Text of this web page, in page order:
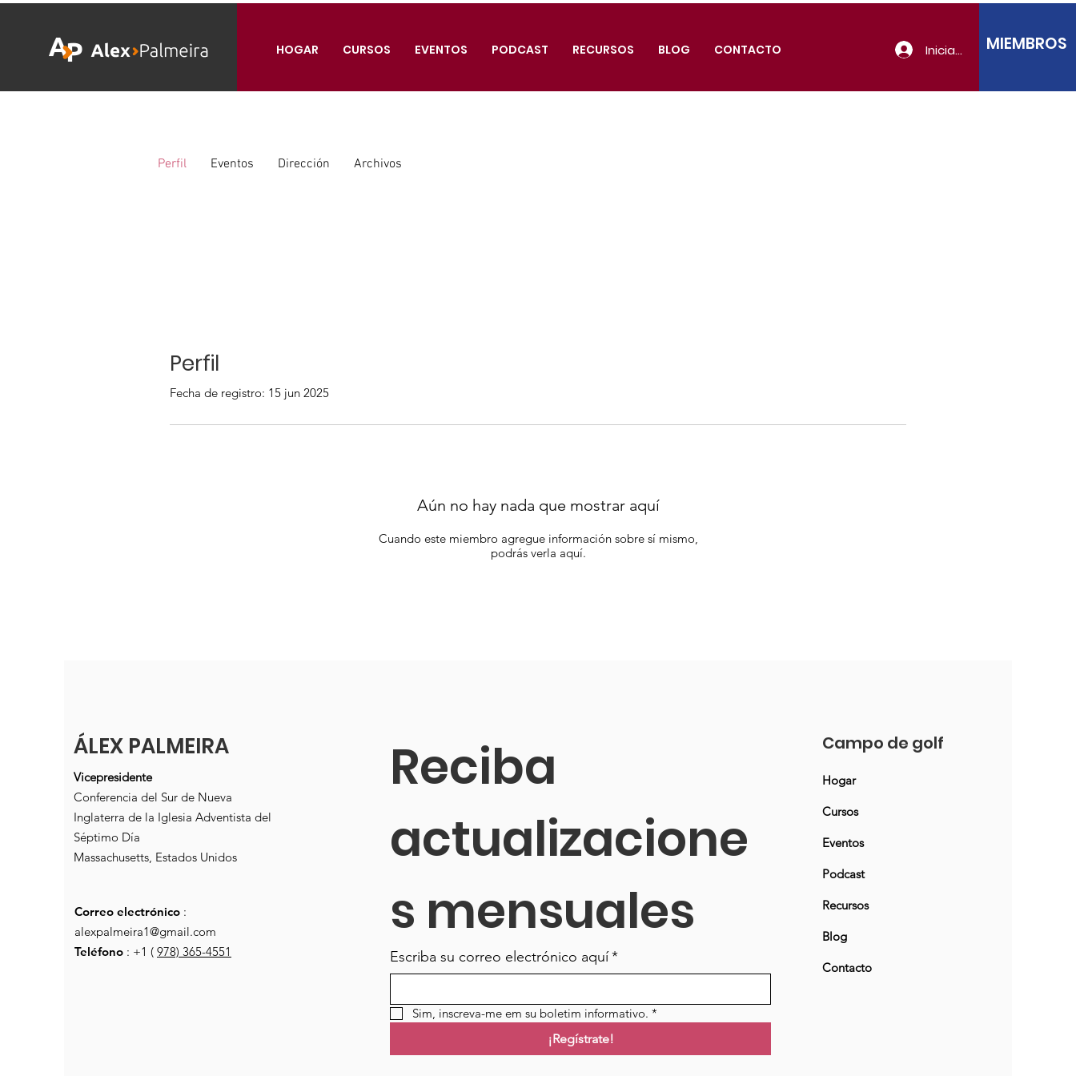
HOGAR CURSOS EVENTOS PODCAST RECURSOS BLOG CONTACTO Iniciar sesiónMIEMBROS
Perfil
Fecha de registro: 15 jun 2025
Aún no hay nada que mostrar aquí
Cuando este miembro agregue información sobre sí mismo,
podrás verla aquí.
Perfil Eventos Dirección Archivos
ÁLEX PALMEIRA
Vicepresidente
Conferencia del Sur de Nueva
Inglaterra de la Iglesia Adventista del
Séptimo Día
Massachusetts, Estados Unidos
Correo electrónico :
alexpalmeira1@gmail.com
Teléfono : +1 ( 978) 365-4551
Reciba
actualizacione
s mensuales
Escriba su correo electrónico aquí*
Sim, inscreva-me em su boletim informativo. *
¡Regístrate!
Campo de golf
Hogar
Cursos
Eventos
Podcast
Recursos
Blog
Contacto